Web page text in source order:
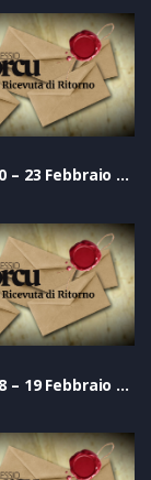
SRDR S1:P60 – 23 Febbraio 2021
SRDR S1:P58 – 19 Febbraio 2021